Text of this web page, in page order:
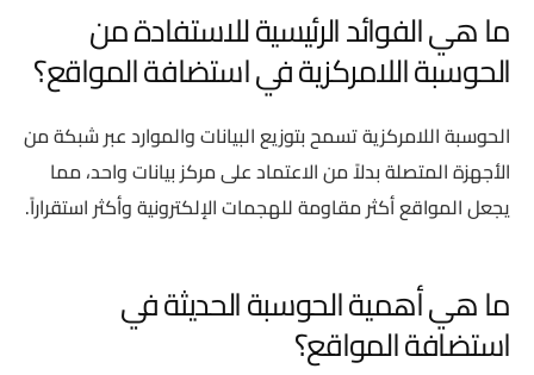
ما هي الفوائد الرئيسية للاستفادة من
الحوسبة اللامركزية في استضافة المواقع؟
الحوسبة اللامركزية تسمح بتوزيع البيانات والموارد عبر شبكة من
الأجهزة المتصلة بدلاً من الاعتماد على مركز بيانات واحد، مما
يجعل المواقع أكثر مقاومة للهجمات الإلكترونية وأكثر استقراراً.
ما هي أهمية الحوسبة الحديثة في
استضافة المواقع؟